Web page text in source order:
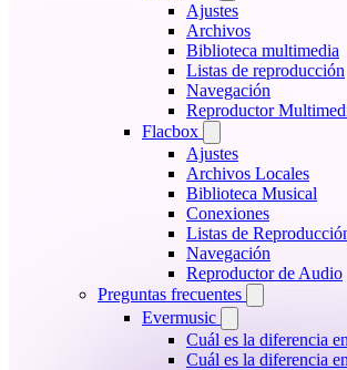
Ajustes
Archivos
Biblioteca multimedia
Listas de reproducción
Navegación
Reproductor
Flacbox
Ajustes
Archivos Locales
Biblioteca Musical
Conexiones
Listas de
Navegación
Reproductor de Audio
Preguntas frecuentes
Evermusic
Cuál es la diferencia
Cuál es la diferencia